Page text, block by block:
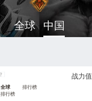
全球 中国
战力值
全球
排行榜
排行榜